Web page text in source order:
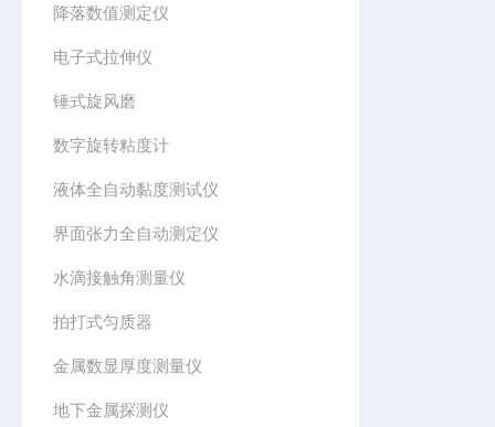
降落数值测定仪
电子式拉伸仪
锤式旋风磨
数字旋转粘度计
液体全自动黏度测试仪
界面张力全自动测定仪
水滴接触角测量仪
拍打式匀质器
金属数显厚度测量仪
地下金属探测仪